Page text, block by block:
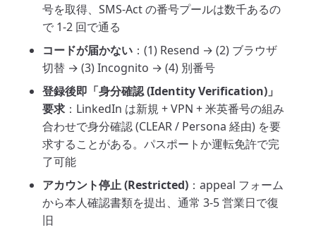
号を取得、SMS-Act の番号プールは数千あるの
で 1-2 回で通る
コードが届かない ：(1) Resend → (2) ブラウザ
切替 → (3) Incognito → (4) 別番号
登録後即「身分確認 (Identity Verification)」
要求 ：LinkedIn は新規 + VPN + 米英番号の組み
合わせで身分確認 (CLEAR / Persona 経由) を要
求することがある。パスポートか運転免許で完
了可能
アカウント停止 (Restricted) ：appeal フォーム
から本人確認書類を提出、通常 3-5 営業日で復
旧